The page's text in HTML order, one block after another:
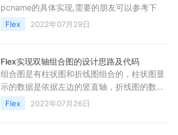
pcname的具体实现,需要的朋友可以参考下
Flex 2022年07月29日
Flex实现双轴组合图的设计思路及代码
组合图是有柱状图和折线图组合的，柱状图显
示的数据是依据左边的竖直轴，折线图的数据
依据右边的竖直轴，详细实现请看本文，希望
对大家有所帮助
Flex 2022年07月26日